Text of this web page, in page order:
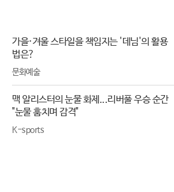
가을·겨울 스타일을 책임지는 '데님'의 활용
법은?
문화예술
맥 알리스터의 눈물 화제...리버풀 우승 순간
"눈물 훔치며 감격"
K-sports